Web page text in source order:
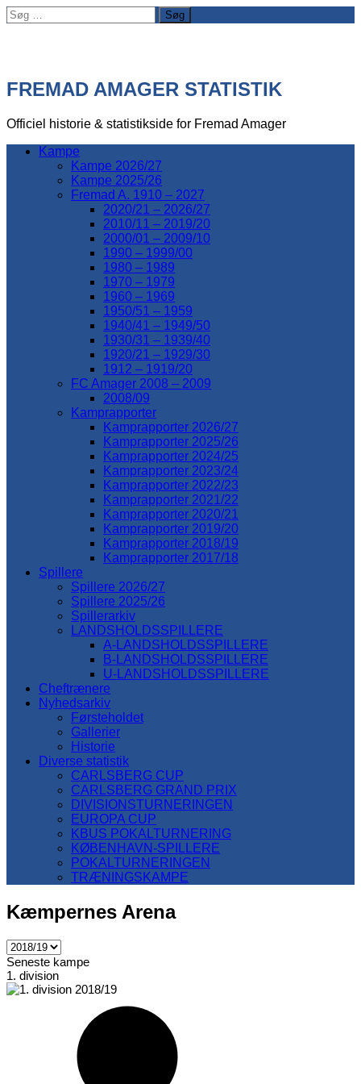
Søg
efter:
FREMAD AMAGER STATISTIK
Officiel historie & statistikside for Fremad Amager
Kampe
Kampe 2026/27
Kampe 2025/26
Fremad A. 1910 – 2027
2020/21 – 2026/27
2010/11 – 2019/20
2000/01 – 2009/10
1990 – 1999/00
1980 – 1989
1970 – 1979
1960 – 1969
1950/51 – 1959
1940/41 – 1949/50
1930/31 – 1939/40
1920/21 – 1929/30
1912 – 1919/20
FC Amager 2008 – 2009
2008/09
Kamprapporter
Kamprapporter 2026/27
Kamprapporter 2025/26
Kamprapporter 2024/25
Kamprapporter 2023/24
Kamprapporter 2022/23
Kamprapporter 2021/22
Kamprapporter 2020/21
Kamprapporter 2019/20
Kamprapporter 2018/19
Kamprapporter 2017/18
Spillere
Spillere 2026/27
Spillere 2025/26
Spillerarkiv
LANDSHOLDSSPILLERE
A-LANDSHOLDSSPILLERE
B-LANDSHOLDSSPILLERE
U-LANDSHOLDSSPILLERE
Cheftrænere
Nyhedsarkiv
Førsteholdet
Gallerier
Historie
Diverse statistik
CARLSBERG CUP
CARLSBERG GRAND PRIX
DIVISIONSTURNERINGEN
EUROPA CUP
KBUS POKALTURNERING
KØBENHAVN-SPILLERE
POKALTURNERINGEN
TRÆNINGSKAMPE
Kæmpernes Arena
Seneste kampe
1. division